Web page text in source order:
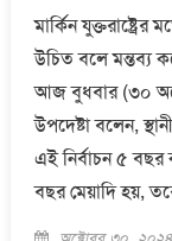
মার্কিন
উচিত বলে মন্তব্য
আজ বুধবার (৩০
উপদেষ্টা বলেন,
এই নির্বাচন ৫ বছর
বছর মেয়াদি হয়,
Posted